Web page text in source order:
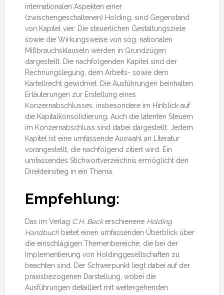
internationalen Aspekten einer
(zwischengeschaltenen) Holding, sind Gegenstand
von Kapitel vier. Die steuerlichen Gestaltungsziele
sowie die Wirkungsweise von sog. nationalen
Mißbrauchsklauseln werden in Grundzügen
dargestellt. Die nachfolgenden Kapitel sind der
Rechnungslegung, dem Arbeits- sowie dem
Kartellrecht gewidmet. Die Ausführungen beinhalten
Erläuterungen zur Erstellung eines
Konzernabschlusses, insbesondere im Hinblick auf
die Kapitalkonsolidierung. Auch die latenten Steuern
im Konzernabschluss sind dabei dargestellt. Jedem
Kapitel ist eine umfassende Auswahl an Literatur
vorangestellt, die nachfolgend zitiert wird. Ein
umfassendes Stichwortverzeichnis ermöglicht den
Direkteinstieg in ein Thema.
Empfehlung:
Das im Verlag C.H. Beckerschienene Holding
Handbuchbietet einen umfassenden Überblick über
die einschlägigen Themenbereiche, die bei der
Implementierung von Holdinggesellschaften zu
beachten sind. Der Schwerpunkt liegt dabei auf der
praxisbezogenen Darstellung, wobei die
Ausführungen detailliert mit weitergehenden